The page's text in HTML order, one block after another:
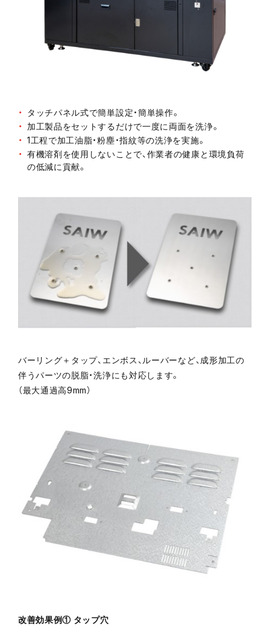
タッチパネル式で簡単設定・簡単操作。
加工製品をセットするだけで一度に両面を洗浄。
1工程で加工油脂・粉塵・指紋等の洗浄を実施。
有機溶剤を使用しないことで、作業者の健康と環境負荷
の低減に貢献。
バーリング＋タップ、エンボス、ルーバーなど、成形加工の
伴うパーツの脱脂・洗浄にも対応します。
（最大通過高9mm）
改善効果例① タップ穴